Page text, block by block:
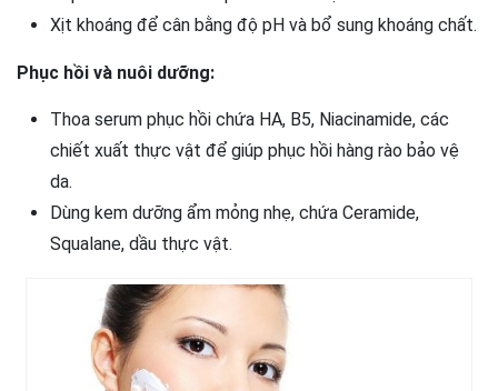
Xịt khoáng để cân bằng độ pH và bổ sung khoáng chất.
Phục hồi và nuôi dưỡng:
Thoa serum phục hồi chứa HA, B5, Niacinamide, các
chiết xuất thực vật để giúp phục hồi hàng rào bảo vệ
da.
Dùng kem dưỡng ẩm mỏng nhẹ, chứa Ceramide,
Squalane, dầu thực vật.